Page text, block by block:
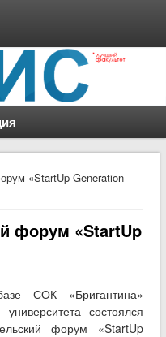
«StartUp Generation
форум «StartUp
СОК «Бригантина»
университета состоялся
форум «StartUp